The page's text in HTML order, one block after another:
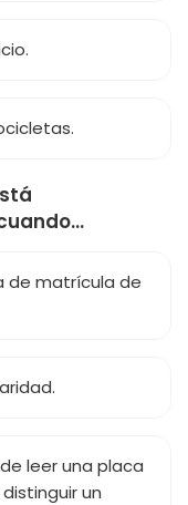
de matrícula de
leer una placa
un